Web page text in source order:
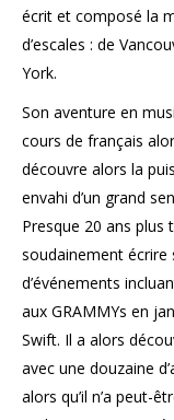
écrit et composé la
d’escales : de
York.
Son aventure en
cours de français
découvre alors la
envahi d’un grand
Presque 20 ans plus
soudainement écrire
d’événements
aux GRAMMYs en
Swift. Il a alors
avec une douzaine
alors qu’il n’a peut-